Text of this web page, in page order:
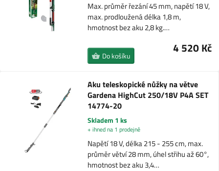
Max. průměr řezání 45 mm, napětí 18 V,
max. prodloužená délka 1,8 m,
hmotnost bez aku 2,8 kg.…
4 520 Kč
Do košíku
Aku teleskopické nůžky na větve
Gardena HighCut 250/18V P4A SET
14774-20
Skladem 1 ks
+ ihned na 1 prodejně
Napětí 18 V, délka 215 - 255 cm, max.
průměr větví 28 mm, úhel střihu až 60°,
hmotnost bez aku 3,4…